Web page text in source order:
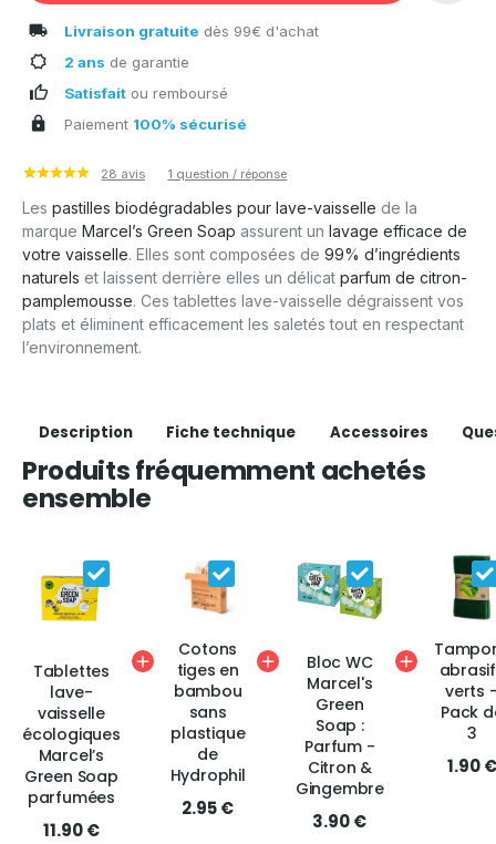
Livraison gratuite dès 99€ d'achat
2 ans de garantie
Satisfait ou remboursé
Paiement 100% sécurisé
28 avis 1 question / réponse
Les pastilles biodégradables pour lave-vaisselle de la
marque Marcel’s Green Soap assurent un lavage efficace de
votre vaisselle. Elles sont composées de 99% d’ingrédients
naturels et laissent derrière elles un délicat parfum de citron-
pamplemousse. Ces tablettes lave-vaisselle dégraissent vos
plats et éliminent efficacement les saletés tout en respectant
l’environnement.
Description Fiche technique Accessoires
Produits fréquemment achetés
ensemble
Tablettes
lave-
vaisselle
écologiques
Marcel’s
Green Soap
parfumées
11.90 €
Cotons
tiges en
bambou
sans
plastique
de
Hydrophil
2.95 €
Bloc WC
Marcel's
Green
Soap :
Parfum -
Citron &
Gingembre
3.90 €
verts
Pack
3
1.90 €